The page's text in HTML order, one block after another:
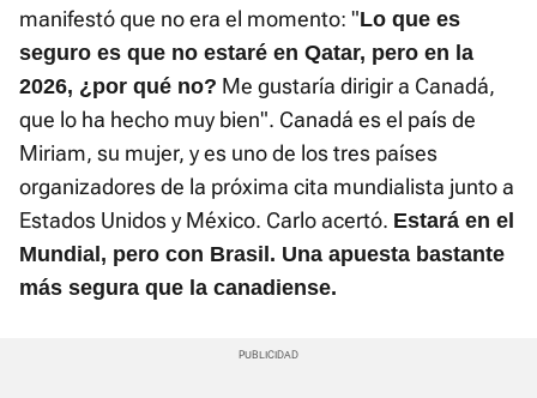
manifestó que no era el momento: "Lo que es
seguro es que no estaré en Qatar, pero en la
2026, ¿por qué no? Me gustaría dirigir a Canadá,
que lo ha hecho muy bien". Canadá es el país de
Miriam, su mujer, y es uno de los tres países
organizadores de la próxima cita mundialista junto a
Estados Unidos y México. Carlo acertó. Estará en el
Mundial, pero con Brasil. Una apuesta bastante
más segura que la canadiense.